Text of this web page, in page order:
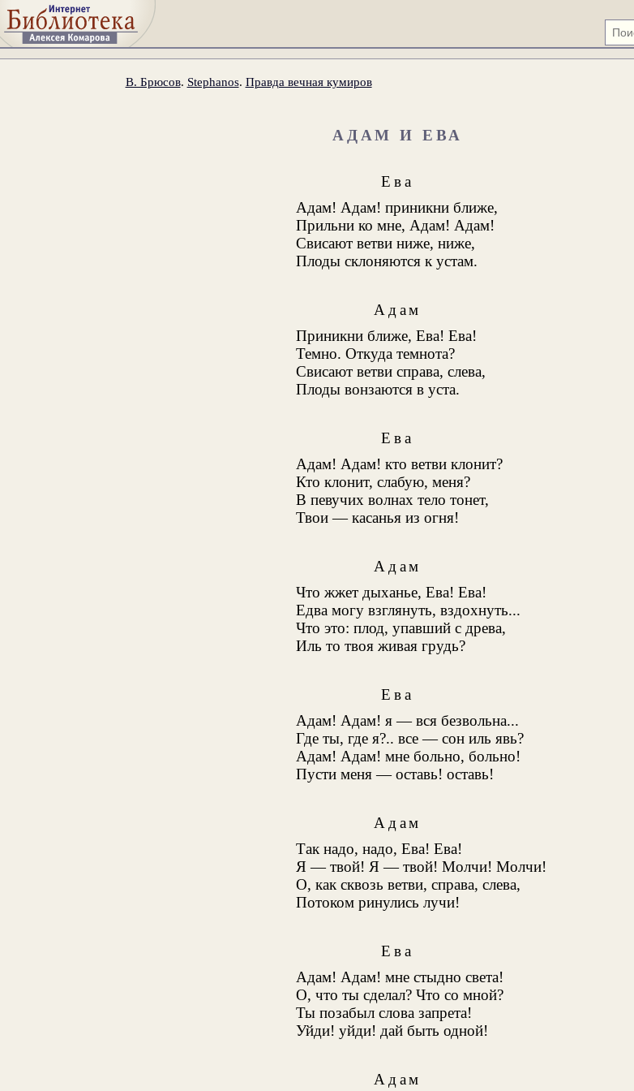
В. Брюсов. Stephanos. Правда вечная кумиров
АДАМ И ЕВА
Ева
Адам! Адам! приникни ближе,
Прильни ко мне, Адам! Адам!
Свисают ветви ниже, ниже,
Плоды склоняются к устам.
Адам
Приникни ближе, Ева! Ева!
Темно. Откуда темнота?
Свисают ветви справа, слева,
Плоды вонзаются в уста.
Ева
Адам! Адам! кто ветви клонит?
Кто клонит, слабую, меня?
В певучих волнах тело тонет,
Твои — касанья из огня!
Адам
Что жжет дыханье, Ева! Ева!
Едва могу взглянуть, вздохнуть...
Что это: плод, упавший с древа,
Иль то твоя живая грудь?
Ева
Адам! Адам! я — вся безвольна...
Где ты, где я?.. все — сон иль явь?
Адам! Адам! мне больно, больно!
Пусти меня — оставь! оставь!
Адам
Так надо, надо, Ева! Ева!
Я — твой! Я — твой! Молчи! Молчи!
О, как сквозь ветви, справа, слева,
Потоком ринулись лучи!
Ева
Адам! Адам! мне стыдно света!
О, что ты сделал? Что со мной?
Ты позабыл слова запрета!
Уйди! уйди! дай быть одной!
Адам